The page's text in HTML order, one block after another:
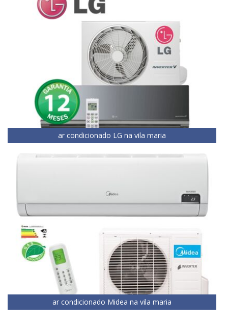
ar condicionado LG na vila maria
ar condicionado Midea na vila maria